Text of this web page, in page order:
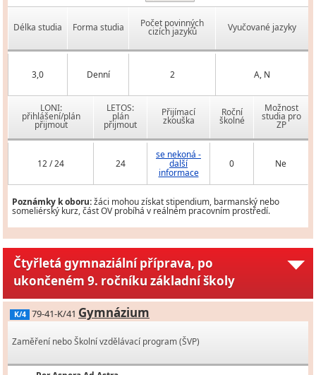
Délka studia Forma studia Počet povinných
cizích jazyků Vyučované jazyky
3,0 Denní 2 A, N
LONI:
přihlášení/plán
přijmout
LETOS:
plán
přijmout
Přijímací
zkouška
Roční
školné
Možnost
studia pro
ZP
12 / 24 24
se nekoná -
další
informace
0 Ne
Poznámky k oboru:žáci mohou získat stipendium, barmanský nebo
someliérský kurz, část OV probíhá v reálném pracovním prostředí.
Čtyřletá gymnaziální příprava, po
ukončeném 9. ročníku základní školy
K/4 79-41-K/41 Gymnázium
Zaměření nebo Školní vzdělávací program (ŠVP)